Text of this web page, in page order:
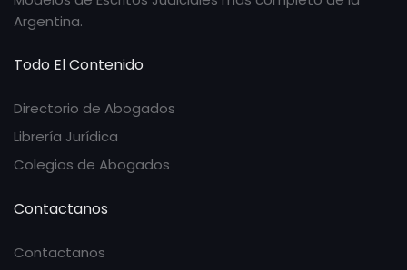
Argentina.
Todo El Contenido
Directorio de Abogados
Librería Jurídica
Colegios de Abogados
Contactanos
Contactanos